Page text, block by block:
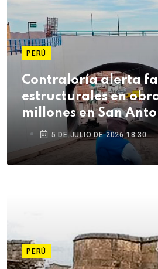
PERÚ
Contraloría alerta
estructurales en
millones en San
5 DE JULIO DE 2026 18:30
PERÚ